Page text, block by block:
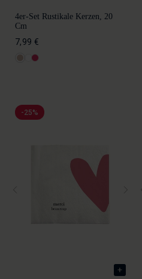
4er-Set Rustikale Kerzen, 20
Cm
7,99 €
-25%